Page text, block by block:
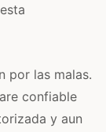
por las malas.
confiable
y aun